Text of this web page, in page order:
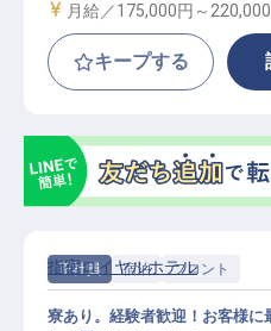
給与
月給／175,000円～
キープする
正社員 宿泊 フロント
指宿ロイヤルホテル
寮あり。経験者歓迎！お客様に